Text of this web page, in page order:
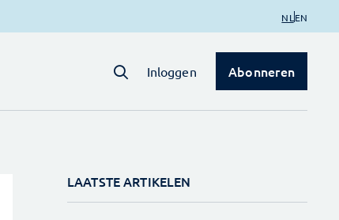
NL EN
Inloggen Abonneren
LAATSTE ARTIKELEN